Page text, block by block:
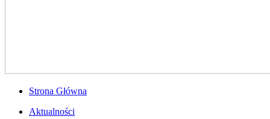
Strona Główna
Aktualności